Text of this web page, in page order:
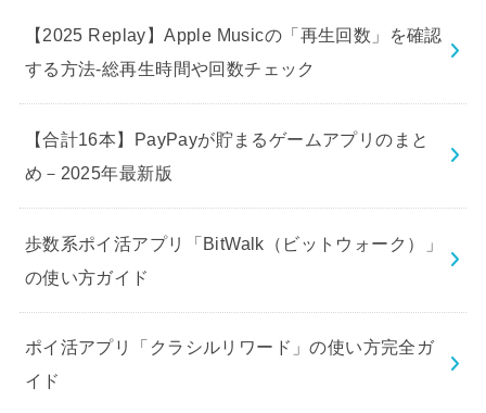
【2025 Replay】Apple Musicの「再生回数」を確認
する方法-総再生時間や回数チェック
【合計16本】PayPayが貯まるゲームアプリのまと
め－2025年最新版
歩数系ポイ活アプリ「BitWalk（ビットウォーク）」
の使い方ガイド
ポイ活アプリ「クラシルリワード」の使い方完全ガ
イド